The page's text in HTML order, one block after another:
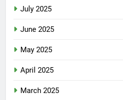
July 2025
June 2025
May 2025
April 2025
March 2025